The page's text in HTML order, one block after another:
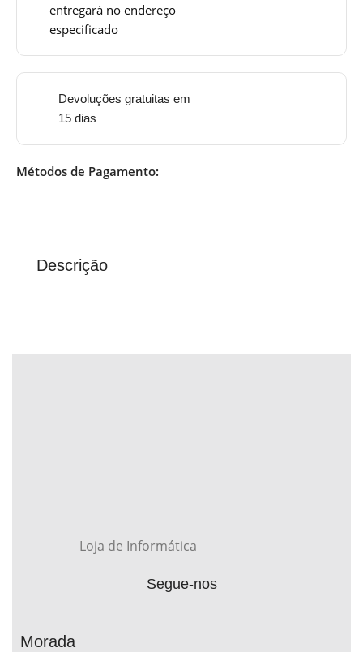
entregará no endereço
especificado
Devoluções gratuitas em
15 dias
Métodos de Pagamento:
Descrição
Loja de Informática
Segue-nos
Morada